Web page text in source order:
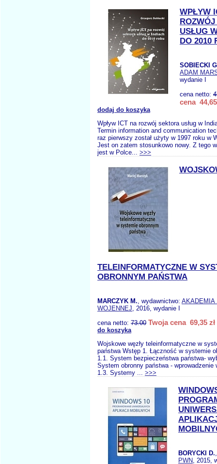
WPŁYW
USŁUG
DO 2010
SOBIECKI
ADAM
wydanie I
cena netto:
cena 44,65
dodaj do koszyka
Wpływ ICT na rozwój sektora usług w
Termin information and communication
raz pierwszy został użyty w 1997 roku w
Jest on zatem stosunkowo nowy. Z tego
jest w Polce... >>>
TELEINFORMATYCZNE W
OBRONNYM PAŃSTWA
MARCZYK M., wydawnictwo: AKADEMIA
WOJENNEJ, 2016, wydanie I
cena netto: 73.00 Twoja cena 69,35 zł
do koszyka
Wojskowe węzły teleinformatyczne w
państwa Wstęp 1. Łączność w systemie
1.1. System bezpieczeństwa państwa-
System obronny państwa - wprowadzenie
1.3. Systemy ... >>>
BORYCKI D.
PWN, 2015,